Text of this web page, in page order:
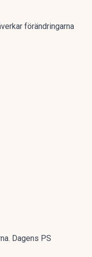
förändringarna
Dagens PS